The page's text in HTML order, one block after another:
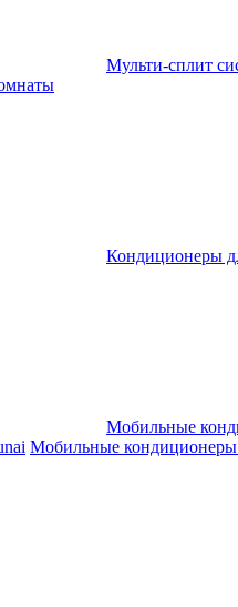
Мульти-сплит
Кондиционеры
Мобильные
Мобильные кондиционеры